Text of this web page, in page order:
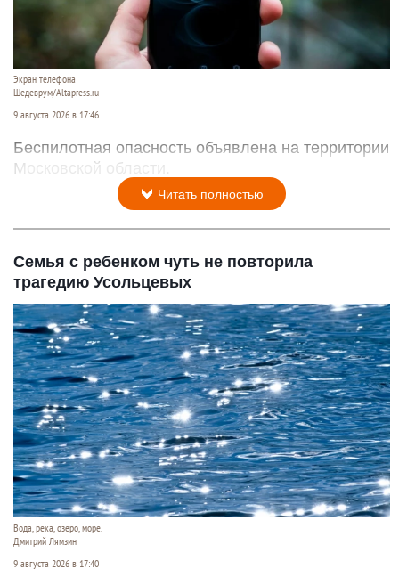
Экран телефона
Шедеврум/Altapress.ru
9 августа 2026 в 17:46
Беспилотная опасность объявлена на территории
Московской области.
Читать полностью
Семья с ребенком чуть не повторила
трагедию Усольцевых
Вода, река, озеро, море.
Дмитрий Лямзин
9 августа 2026 в 17:40